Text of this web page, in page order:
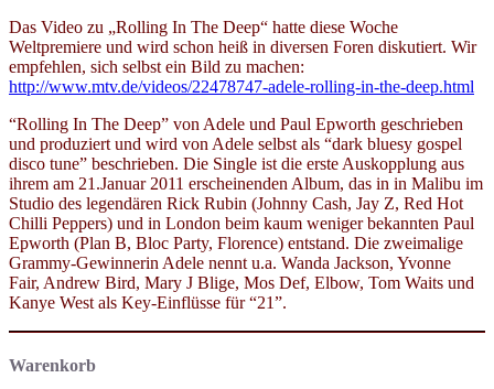
Das Video zu „Rolling In The Deep“ hatte diese Woche
Weltpremiere und wird schon heiß in diversen Foren diskutiert. Wir
empfehlen, sich selbst ein Bild zu machen:
http://www.mtv.de/videos/22478747-adele-rolling-in-the-deep.html
“Rolling In The Deep” von Adele und Paul Epworth geschrieben
und produziert und wird von Adele selbst als “dark bluesy gospel
disco tune” beschrieben. Die Single ist die erste Auskopplung aus
ihrem am 21.Januar 2011 erscheinenden Album, das in in Malibu im
Studio des legendären Rick Rubin (Johnny Cash, Jay Z, Red Hot
Chilli Peppers) und in London beim kaum weniger bekannten Paul
Epworth (Plan B, Bloc Party, Florence) entstand. Die zweimalige
Grammy-Gewinnerin Adele nennt u.a. Wanda Jackson, Yvonne
Fair, Andrew Bird, Mary J Blige, Mos Def, Elbow, Tom Waits und
Kanye West als Key-Einflüsse für “21”.
Warenkorb